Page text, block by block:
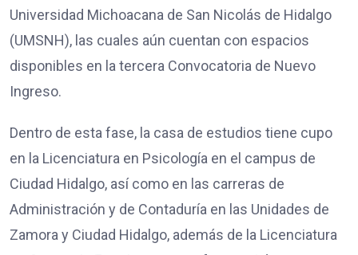
Universidad Michoacana de San Nicolás de Hidalgo
(UMSNH), las cuales aún cuentan con espacios
disponibles en la tercera Convocatoria de Nuevo
Ingreso.
Dentro de esta fase, la casa de estudios tiene cupo
en la Licenciatura en Psicología en el campus de
Ciudad Hidalgo, así como en las carreras de
Administración y de Contaduría en las Unidades de
Zamora y Ciudad Hidalgo, además de la Licenciatura